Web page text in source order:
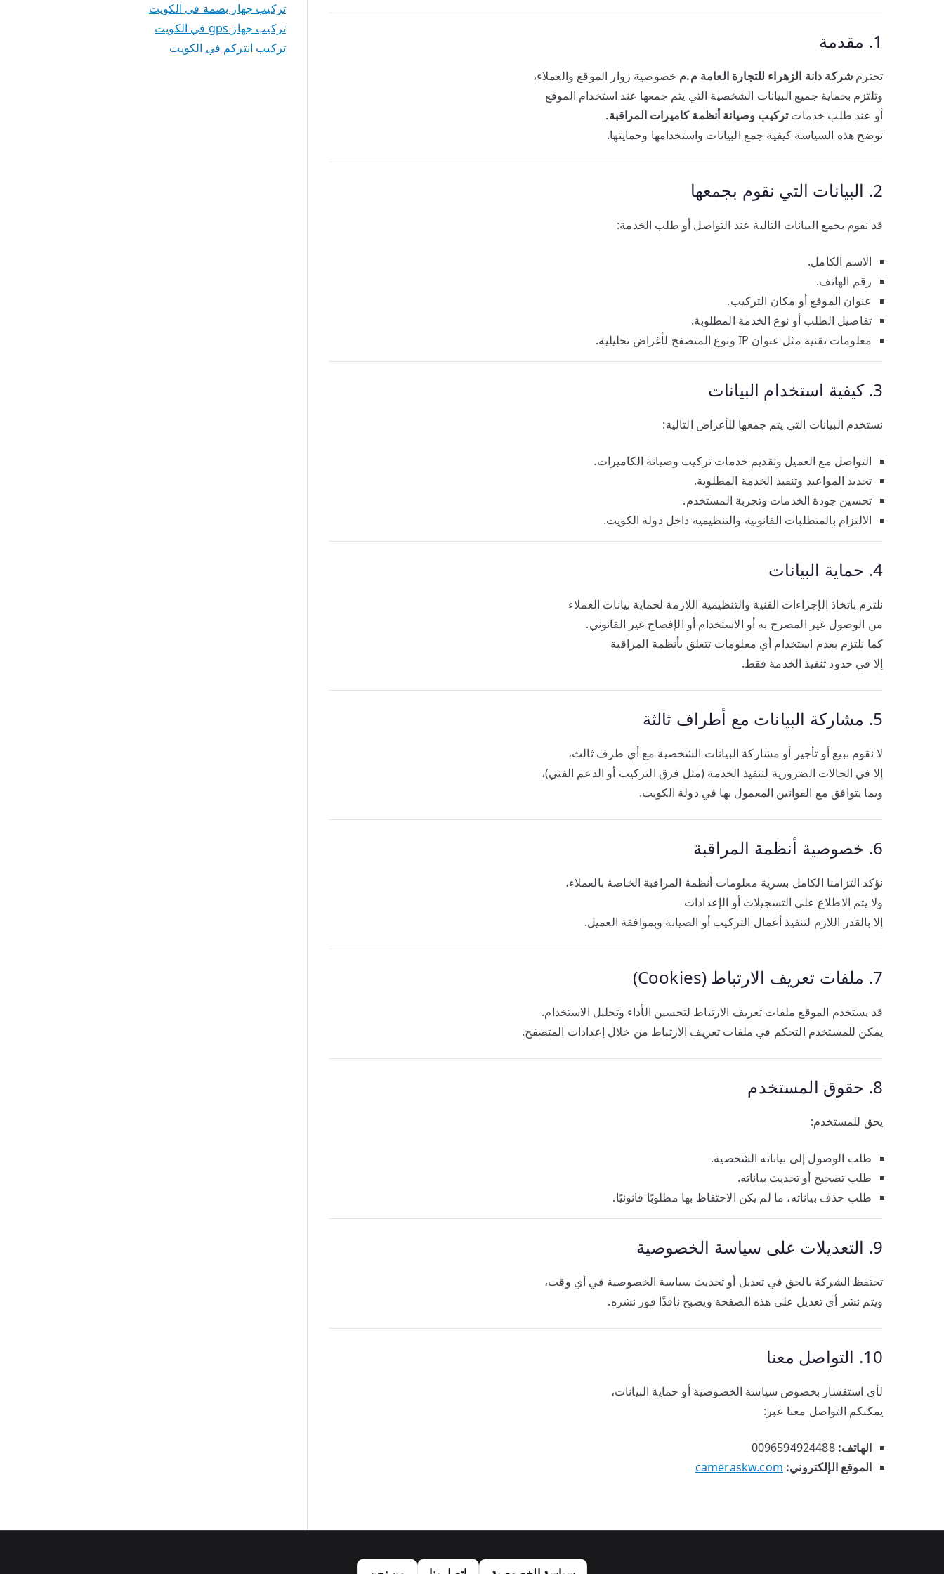
1. مقدمة
تحترم شركة دانة الزهراء للتجارة العامة م.م خصوصية زوار الموقع والعملاء،
وتلتزم بحماية جميع البيانات الشخصية التي يتم جمعها عند استخدام الموقع
أو عند طلب خدماتتركيب وصيانة أنظمة كاميرات المراقبة.
توضح هذه السياسة كيفية جمع البيانات واستخدامها وحمايتها.
2. البيانات التي نقوم بجمعها
قد نقوم بجمع البيانات التالية عند التواصل أو طلب الخدمة:
الاسم الكامل.
رقم الهاتف.
عنوان الموقع أو مكان التركيب.
تفاصيل الطلب أو نوع الخدمة المطلوبة.
معلومات تقنية مثل عنوان IP ونوع المتصفح لأغراض تحليلية.
3. كيفية استخدام البيانات
نستخدم البيانات التي يتم جمعها للأغراض التالية:
التواصل مع العميل وتقديم خدمات تركيب وصيانة الكاميرات.
تحديد المواعيد وتنفيذ الخدمة المطلوبة.
تحسين جودة الخدمات وتجربة المستخدم.
الالتزام بالمتطلبات القانونية والتنظيمية داخل دولة الكويت.
4. حماية البيانات
نلتزم باتخاذ الإجراءات الفنية والتنظيمية اللازمة لحماية بيانات العملاء
من الوصول غير المصرح به أو الاستخدام أو الإفصاح غير القانوني.
كما نلتزم بعدم استخدام أي معلومات تتعلق بأنظمة المراقبة
إلا في حدود تنفيذ الخدمة فقط.
5. مشاركة البيانات مع أطراف ثالثة
لا نقوم ببيع أو تأجير أو مشاركة البيانات الشخصية مع أي طرف ثالث،
إلا في الحالات الضرورية لتنفيذ الخدمة (مثل فرق التركيب أو الدعم الفني)،
وبما يتوافق مع القوانين المعمول بها في دولة الكويت.
6. خصوصية أنظمة المراقبة
نؤكد التزامنا الكامل بسرية معلومات أنظمة المراقبة الخاصة بالعملاء،
ولا يتم الاطلاع على التسجيلات أو الإعدادات
إلا بالقدر اللازم لتنفيذ أعمال التركيب أو الصيانة وبموافقة العميل.
7. ملفات تعريف الارتباط (Cookies)
قد يستخدم الموقع ملفات تعريف الارتباط لتحسين الأداء وتحليل الاستخدام.
يمكن للمستخدم التحكم في ملفات تعريف الارتباط من خلال إعدادات المتصفح.
8. حقوق المستخدم
يحق للمستخدم:
طلب الوصول إلى بياناته الشخصية.
طلب تصحيح أو تحديث بياناته.
طلب حذف بياناته، ما لم يكن الاحتفاظ بها مطلوبًا قانونيًا.
9. التعديلات على سياسة الخصوصية
تحتفظ الشركة بالحق في تعديل أو تحديث سياسة الخصوصية في أي وقت،
ويتم نشر أي تعديل على هذه الصفحة ويصبح نافذًا فور نشره.
10. التواصل معنا
لأي استفسار بخصوص سياسة الخصوصية أو حماية البيانات،
يمكنكم التواصل معنا عبر:
الهاتف: 0096594924488
الموقع الإلكتروني: cameraskw.com
تركيب جهاز بصمة في الكويت
تركيب جهاز gps في الكويت
تركيب انتركم في الكويت